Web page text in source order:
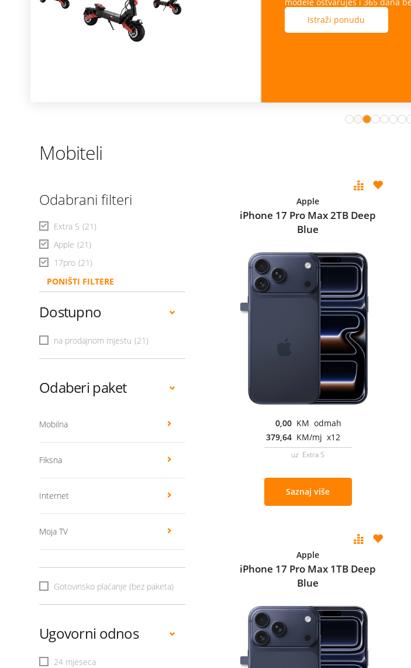
Istraži ponudu
Mobiteli
Odabrani filteri
Extra S (21)
Apple (21)
17pro (21)
PONIŠTI FILTERE
Dostupno
na prodajnom mjestu (21)
Odaberi paket
Mobilna
Fiksna
Internet
Moja TV
Gotovinsko plaćanje (bez paketa)
Ugovorni odnos
24 mjeseca
Apple
iPhone 17 Pro Max 2TB Deep
Blue
0,00 KM odmah
379,64 KM/mj x12
uz Extra S
Saznaj više
Apple
iPhone 17 Pro Max 1TB Deep
Blue